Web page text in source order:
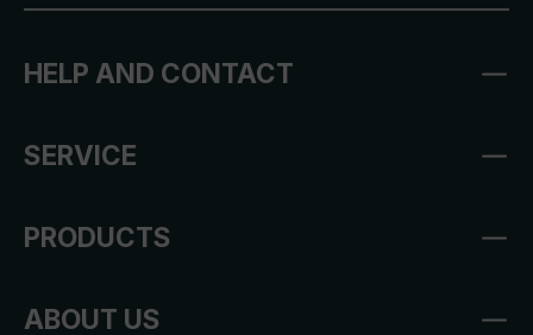
HELP AND CONTACT
SERVICE
PRODUCTS
ABOUT US